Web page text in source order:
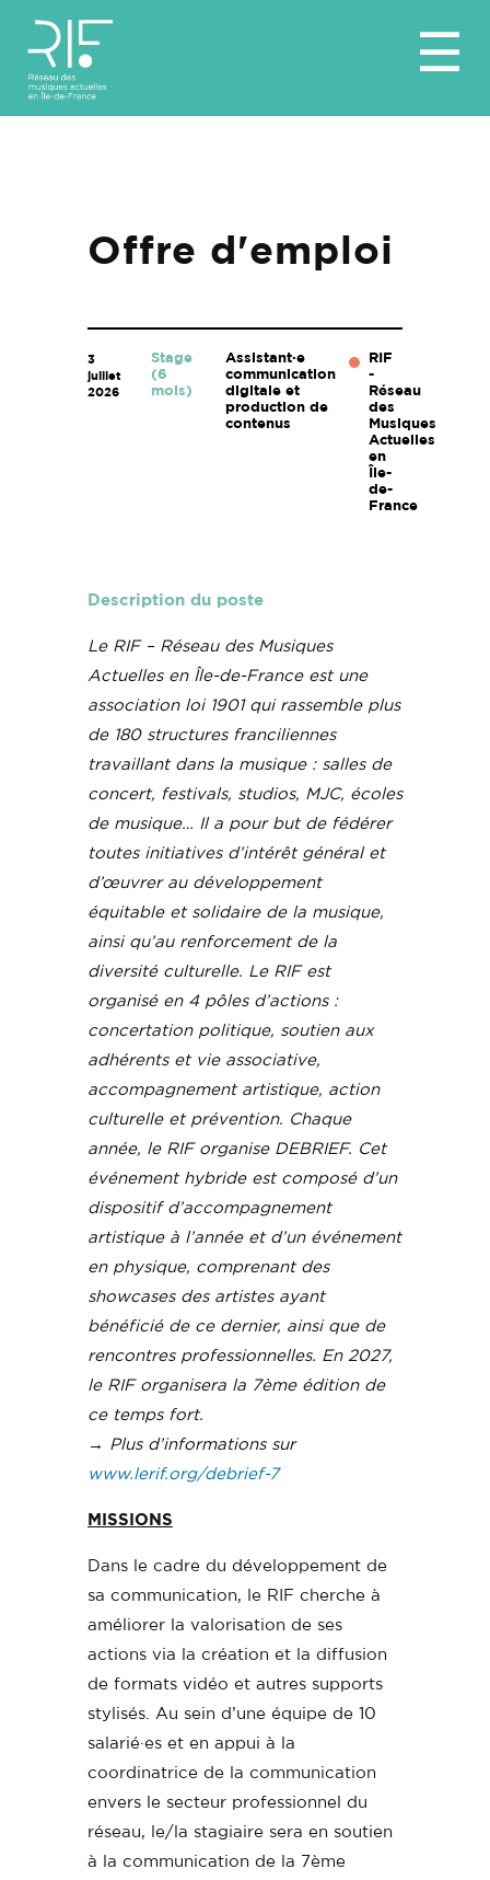
☰
Offre d'emploi
3
juillet
2026
Stage
(6
mois)
Assistant·e
communication
digitale et
production de
contenus
RIF
-
Réseau
des
Musiques
Actuelles
en
Île-
de-
France
Description du poste
Le RIF – Réseau des Musiques
Actuelles en Île-de-France est une
association loi 1901 qui rassemble plus
de 180 structures franciliennes
travaillant dans la musique : salles de
concert, festivals, studios, MJC, écoles
de musique… Il a pour but de fédérer
toutes initiatives d’intérêt général et
d’œuvrer au développement
équitable et solidaire de la musique,
ainsi qu’au renforcement de la
diversité culturelle. Le RIF est
organisé en 4 pôles d’actions :
concertation politique, soutien aux
adhérents et vie associative,
accompagnement artistique, action
culturelle et prévention. Chaque
année, le RIF organise DEBRIEF. Cet
événement hybride est composé d’un
dispositif d’accompagnement
artistique à l’année et d’un événement
en physique, comprenant des
showcases des artistes ayant
bénéficié de ce dernier, ainsi que de
rencontres professionnelles. En 2027,
le RIF organisera la 7ème édition de
ce temps fort.
→ Plus d’informations sur
www.lerif.org/debrief-7
MISSIONS
Dans le cadre du développement de
sa communication, le RIF cherche à
améliorer la valorisation de ses
actions via la création et la diffusion
de formats vidéo et autres supports
stylisés. Au sein d’une équipe de 10
salarié·es et en appui à la
coordinatrice de la communication
envers le secteur professionnel du
réseau, le/la stagiaire sera en soutien
à la communication de la 7ème